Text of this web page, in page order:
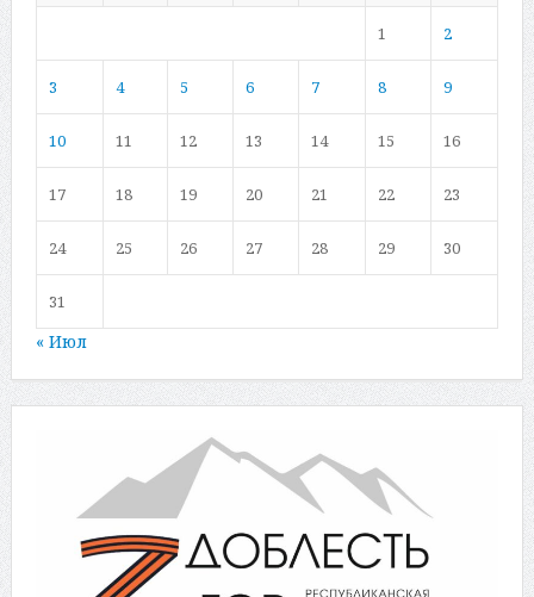
1 2
3 4 5 6 7 8 9
10 11 12 13 14 15 16
17 18 19 20 21 22 23
24 25 26 27 28 29 30
31
« Июл